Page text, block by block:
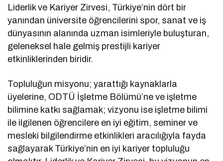
Liderlik ve Kariyer Zirvesi, Türkiye’nin dört bir
yanından üniversite öğrencilerini spor, sanat ve iş
dünyasının alanında uzman isimleriyle buluşturan,
geleneksel hale gelmiş prestijli kariyer
etkinliklerinden biridir.
Topluluğun misyonu; yarattığı kaynaklarla
üyelerine, ODTÜ İşletme Bölümü’ne ve işletme
bilimine katkı sağlamak; vizyonu ise işletme bilimi
ile ilgilenen öğrencilere en iyi eğitim, seminer ve
mesleki bilgilendirme etkinlikleri aracılığıyla fayda
sağlayarak Türkiye’nin en iyi kariyer topluluğu